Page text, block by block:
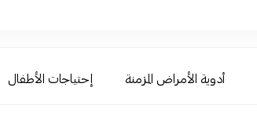
أدوية الأمراض المزمنة إحتياجات الأطفال